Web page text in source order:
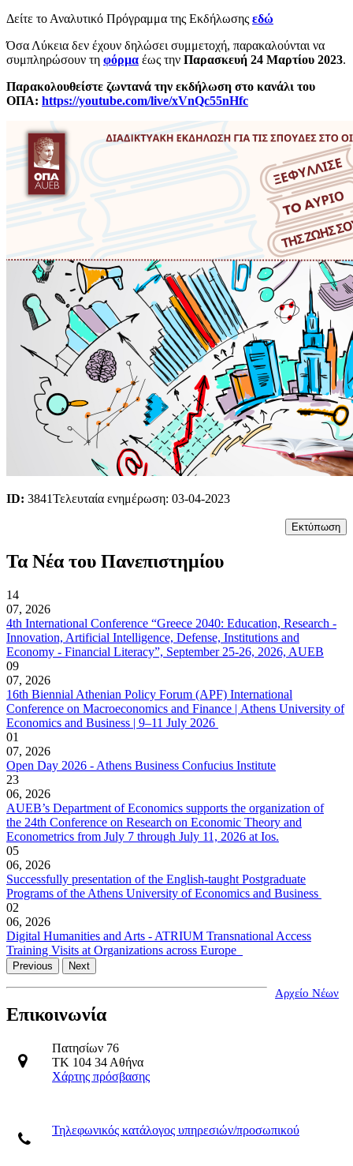
Δείτε το Αναλυτικό Πρόγραμμα της Εκδήλωσης εδώ
Όσα Λύκεια δεν έχουν δηλώσει συμμετοχή, παρακαλούνται να
συμπληρώσουν τη φόρμα έως την Παρασκευή 24 Μαρτίου 2023.
Παρακολουθείστε ζωντανά την εκδήλωση στο κανάλι του
ΟΠΑ: https://youtube.com/live/xVnQc55nHfc
ID: 3841Τελευταία ενημέρωση: 03-04-2023
Τα Νέα του Πανεπιστημίου
14
07, 2026
4th International Conference “Greece 2040: Education, Research -
Innovation, Artificial Intelligence, Defense, Institutions and
Economy - Financial Literacy”, September 25-26, 2026, AUEB
09
07, 2026
16th Biennial Athenian Policy Forum (APF) International
Conference on Macroeconomics and Finance | Athens University of
Economics and Business | 9–11 July 2026
01
07, 2026
Open Day 2026 - Athens Business Confucius Institute
23
06, 2026
AUEB’s Department of Economics supports the organization of
the 24th Conference on Research on Economic Theory and
Econometrics from July 7 through July 11, 2026 at Ios.
05
06, 2026
Successfully presentation of the English-taught Postgraduate
Programs of the Athens University of Economics and Business
02
06, 2026
Digital Humanities and Arts - ATRIUM Transnational Access
Training Visits at Organizations across Europe
Previous Next
Αρχείο Νέων
Επικοινωνία
Πατησίων 76
ΤΚ 104 34 Αθήνα
Χάρτης πρόσβασης
Τηλεφωνικός κατάλογος υπηρεσιών/προσωπικού